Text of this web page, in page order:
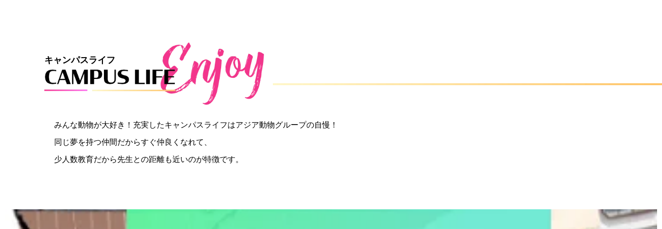
キャンパスライフ
みんな動物が大好き！充実したキャンパスライフはアジア動物グループの自慢！
同じ夢を持つ仲間だからすぐ仲良くなれて、
少人数教育だから先生との距離も近いのが特徴です。